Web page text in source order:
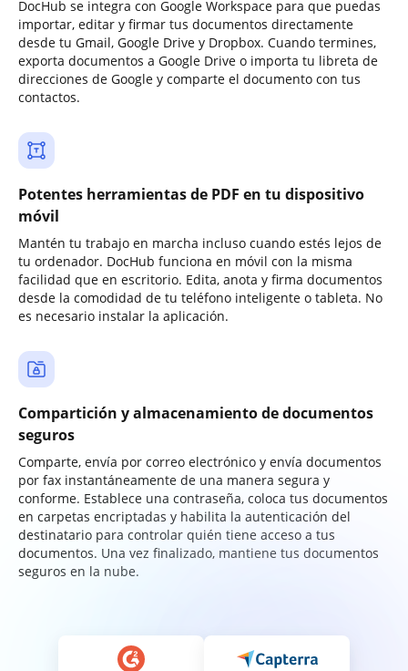
DocHub se integra con Google Workspace para que puedas
importar, editar y firmar tus documentos directamente
desde tu Gmail, Google Drive y Dropbox. Cuando termines,
exporta documentos a Google Drive o importa tu libreta de
direcciones de Google y comparte el documento con tus
contactos.
Potentes herramientas de PDF en tu dispositivo
móvil
Mantén tu trabajo en marcha incluso cuando estés lejos de
tu ordenador. DocHub funciona en móvil con la misma
facilidad que en escritorio. Edita, anota y firma documentos
desde la comodidad de tu teléfono inteligente o tableta. No
es necesario instalar la aplicación.
Compartición y almacenamiento de documentos
seguros
Comparte, envía por correo electrónico y envía documentos
por fax instantáneamente de una manera segura y
conforme. Establece una contraseña, coloca tus documentos
en carpetas encriptadas y habilita la autenticación del
destinatario para controlar quién tiene acceso a tus
documentos. Una vez finalizado, mantiene tus documentos
seguros en la nube.